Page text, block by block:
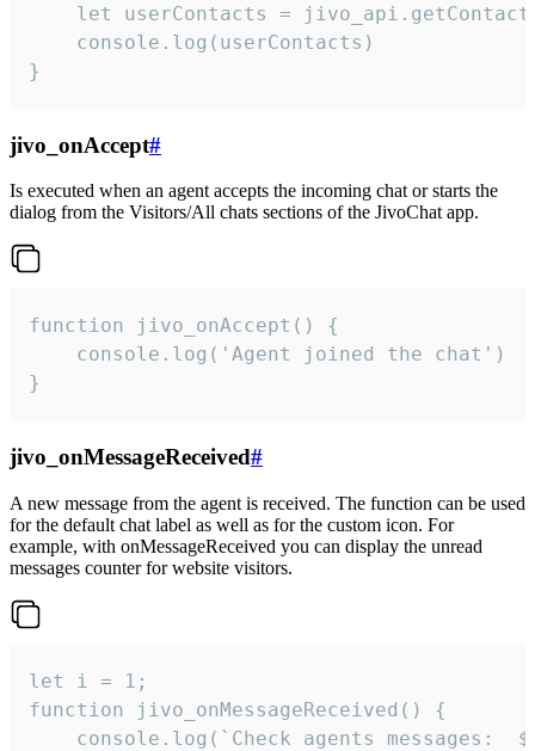
let userContacts =
    console.log(userContacts)
}
jivo_onAccept#
Is executed when an agent accepts the incoming chat or starts the
dialog from the Visitors/All chats sections of the JivoChat app.
function jivo_onAccept() {
}
jivo_onMessageReceived#
A new message from the agent is received. The function can be used
for the default chat label as well as for the custom icon. For
example, with onMessageReceived you can display the unread
messages counter for website visitors.
let i = 1;
function jivo_onMessageReceived() {